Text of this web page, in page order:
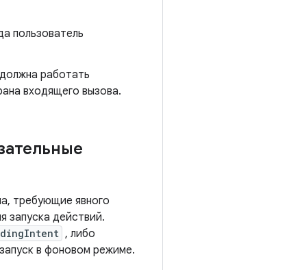
пользователь
работать
входящего вызова.
требующие явного
запуска действий.
, либо
в фоновом режиме.